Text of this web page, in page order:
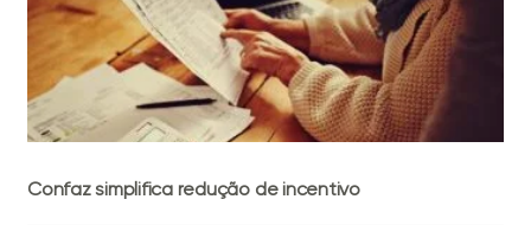
Confaz simplifica redução de incentivo